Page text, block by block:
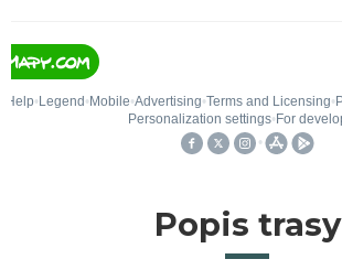
Popis trasy